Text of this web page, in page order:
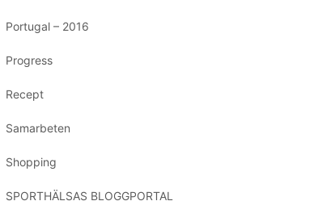
Portugal – 2016
Progress
Recept
Samarbeten
Shopping
SPORTHÄLSAS BLOGGPORTAL